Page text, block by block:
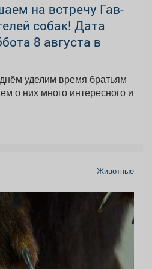
на встречу Гав-
собак! Дата
8 августа в
уделим время братьям
о них много интересного и
Животные